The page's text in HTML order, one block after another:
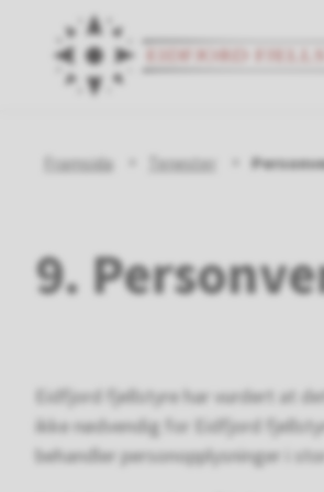
her:
Framsida Tenester
9.
Eidfjord fjellstyre har vurdert at
ikke nødvendig for Eidfjord
behandler personopplysninger i